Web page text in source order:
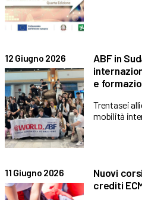
12 Giugno 2026
ABF in
e
Trentasei
mobilità
11 Giugno 2026
Nuovi
crediti